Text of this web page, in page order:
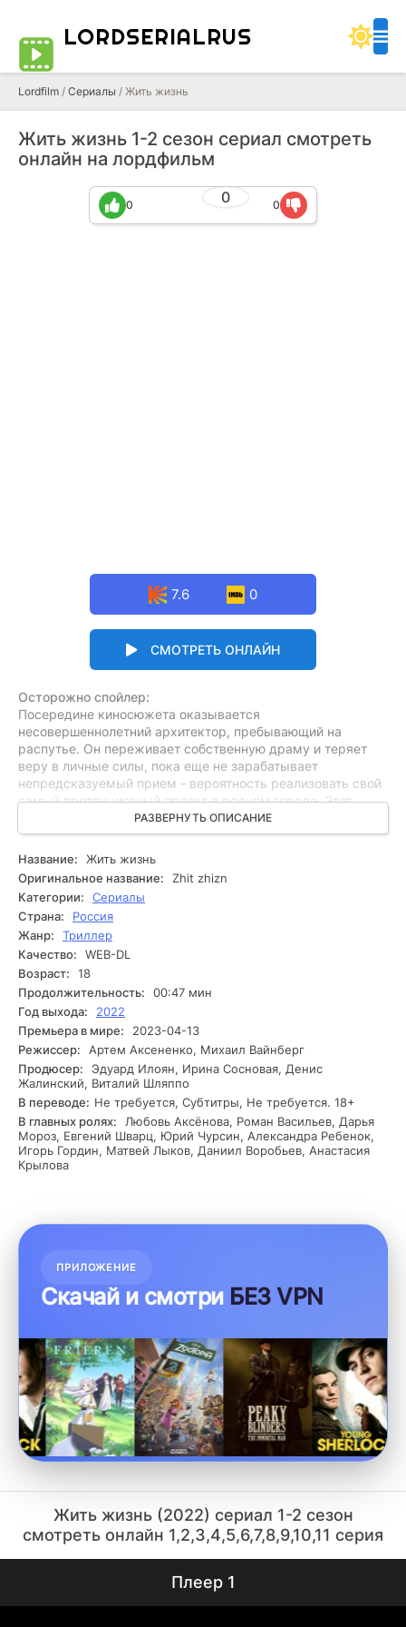
LORDSERIALRUS
Lordfilm / Сериалы / Жить жизнь
Жить жизнь 1-2 сезон сериал смотреть
онлайн на лордфильм
0
0 0
7.6 0
СМОТРЕТЬ ОНЛАЙН
Осторожно спойлер:
Посередине киносюжета оказывается
несовершеннолетний архитектор, пребывающий на
распутье. Он переживает собственную драму и теряет
веру в личные силы, пока еще не зарабатывает
непредсказуемый прием - вероятность реализовать свой
самый претенциозный проект в родном городе. Этот
картель принуждает его вспомнить о своих мечтах и
стремлениях, но вскоре он сталкивается с жесткой
конкуренцией и сомнениями со стороны местных
в его жизни возникают собственные трудности:
устаревшие взаимоотношения начинают давить, а новый
римлянин с сотрудником усложняет ситуацию. В
перспективе войны, после основательного расчета,
главный герой обнаруживает внутри себя новые грани, но
сможет ли он преодолеть все преграды и вернуть себе
смысл жизни? Конфликт нарастает, и финал остается в
атмосфере неопределенности.
РАЗВЕРНУТЬ ОПИСАНИЕ
Название:
Жить жизнь
Оригинальное название:
Zhit zhizn
Категории:
Сериалы
Страна:
Россия
Жанр:
Триллер
Качество:
WEB-DL
Возраст:
18
Продолжительность:
00:47 мин
Год выхода:
2022
Премьера в мире:
2023-04-13
Режиссер:
Артем Аксененко, Михаил Вайнберг
Продюсер:
Эдуард Илоян, Ирина Сосновая, Денис
Жалинский, Виталий Шляппо
В переводе: Не требуется, Субтитры, Не требуется. 18+
В главных ролях:
Любовь Аксёнова, Роман Васильев, Дарья
Мороз, Евгений Шварц, Юрий Чурсин, Александра Ребенок,
Игорь Гордин, Матвей Лыков, Даниил Воробьев, Анастасия
Крылова
ПРИЛОЖЕНИЕ
Скачай и смотри БЕЗ VPN
Жить жизнь (2022) сериал 1-2 сезон
смотреть онлайн 1,2,3,4,5,6,7,8,9,10,11 серия
Плеер 1